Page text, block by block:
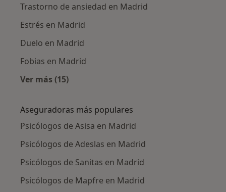
Trastorno de ansiedad en Madrid
Estrés en Madrid
Duelo en Madrid
Fobias en Madrid
Ver más (15)
Aseguradoras más populares
Psicólogos de Asisa en Madrid
Psicólogos de Adeslas en Madrid
Psicólogos de Sanitas en Madrid
Psicólogos de Mapfre en Madrid